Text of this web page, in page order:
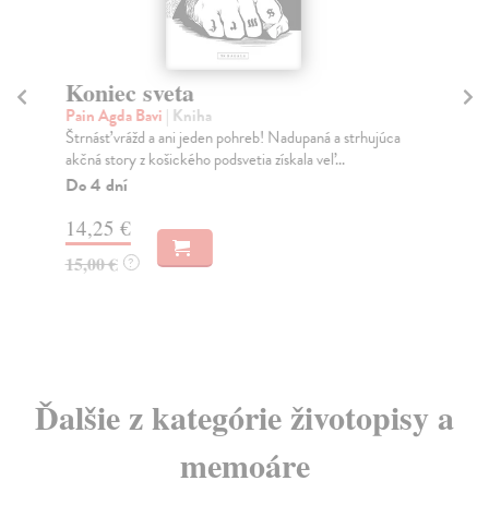
Koniec sveta
Pain Agda Bavi | Kniha
Štrnásť vrážd a ani jeden pohreb! Nadupaná a strhujúca
akčná story z košického podsvetia získala veľ...
Do 4 dní
14,25 €
15,00 € ?
Ďalšie z kategórie životopisy a
memoáre